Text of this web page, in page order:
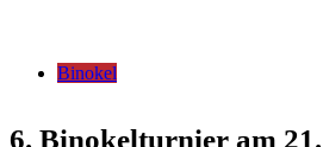
Binokel
6. Binokelturnier am